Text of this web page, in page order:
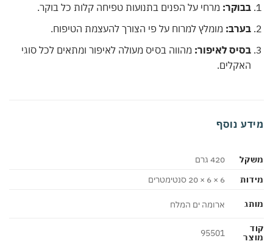
בבוקר: מרחי על הפנים בתנועות טפיחה קלות כל בוקר.
בערב: מומלץ למרוח על פי הצורך להעצמת הטיפוח.
בסיס לאיפור: מהווה בסיס מעולה לאיפור ומתאים לכל סוגי
האקלים.
מידע נוסף
משקל
420 גרם
מידות
6 × 6 × 20 סנטימטרים
מותג ארומה ים המלח
קוד
מוצר 95501